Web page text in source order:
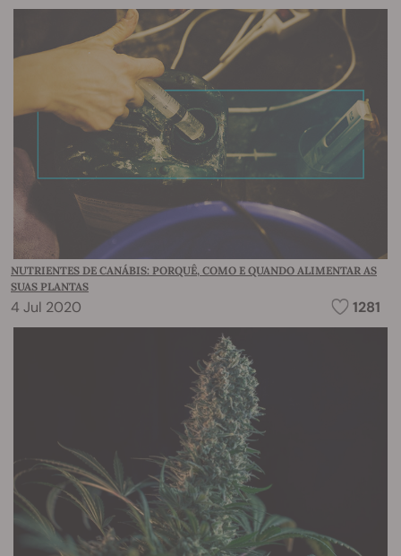
NUTRIENTES DE CANÁBIS: PORQUÊ, COMO E QUANDO ALIMENTAR AS
SUAS PLANTAS
4 Jul 2020 1281